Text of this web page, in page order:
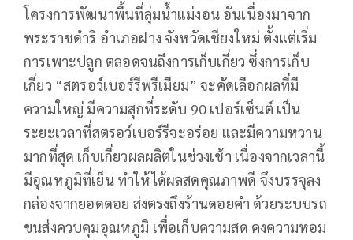
โครงการพัฒนาพื้นที่ลุ่มน้ำแม่งอน อันเนื่องมาจาก
พระราชดำริ อำเภอฝาง จังหวัดเชียงใหม่ ตั้งแต่เริ่ม
การเพาะปลูก ตลอดจนถึงการเก็บเกี่ยว ซึ่งการเก็บ
เกี่ยว “สตรอว์เบอร์รีพรีเมียม” จะคัดเลือกผลที่มี
ความใหญ่ มีความสุกที่ระดับ 90 เปอร์เซ็นต์ เป็น
ระยะเวลาที่สตรอว์เบอร์รีจะอร่อย และมีความหวาน
มากที่สุด เก็บเกี่ยวผลผลิตในช่วงเช้า เนื่องจากเวลานี้
มีอุณหภูมิที่เย็น ทำให้ได้ผลสดคุณภาพดี จึงบรรจุลง
กล่องจากยอดดอย ส่งตรงถึงร้านดอยคำ ด้วยระบบรถ
ขนส่งควบคุมอุณหภูมิ เพื่อเก็บความสด คงความหอม